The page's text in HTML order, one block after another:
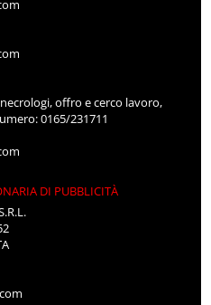
offro e cerco lavoro,
0165/231711
DI PUBBLICITÀ